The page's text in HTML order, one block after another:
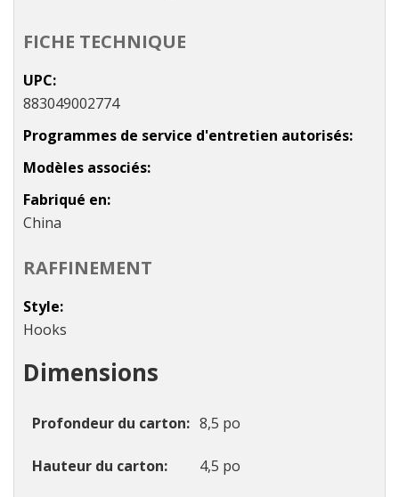
FICHE TECHNIQUE
UPC
883049002774
Programmes de service d'entretien autorisés
Modèles associés
Fabriqué en
China
RAFFINEMENT
Style
Hooks
Dimensions
Profondeur du carton 8,5 po
Hauteur du carton 4,5 po